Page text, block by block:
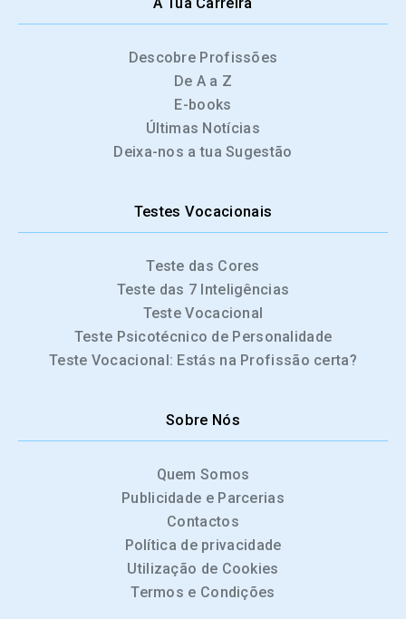
Descobre Profissões
De A a Z
E-books
Últimas Notícias
Deixa-nos a tua Sugestão
Testes Vocacionais
Teste das Cores
Teste das 7 Inteligências
Teste Vocacional
Teste Psicotécnico de Personalidade
Teste Vocacional: Estás na Profissão certa?
Sobre Nós
Quem Somos
Publicidade e Parcerias
Contactos
Política de privacidade
Utilização de Cookies
Termos e Condições